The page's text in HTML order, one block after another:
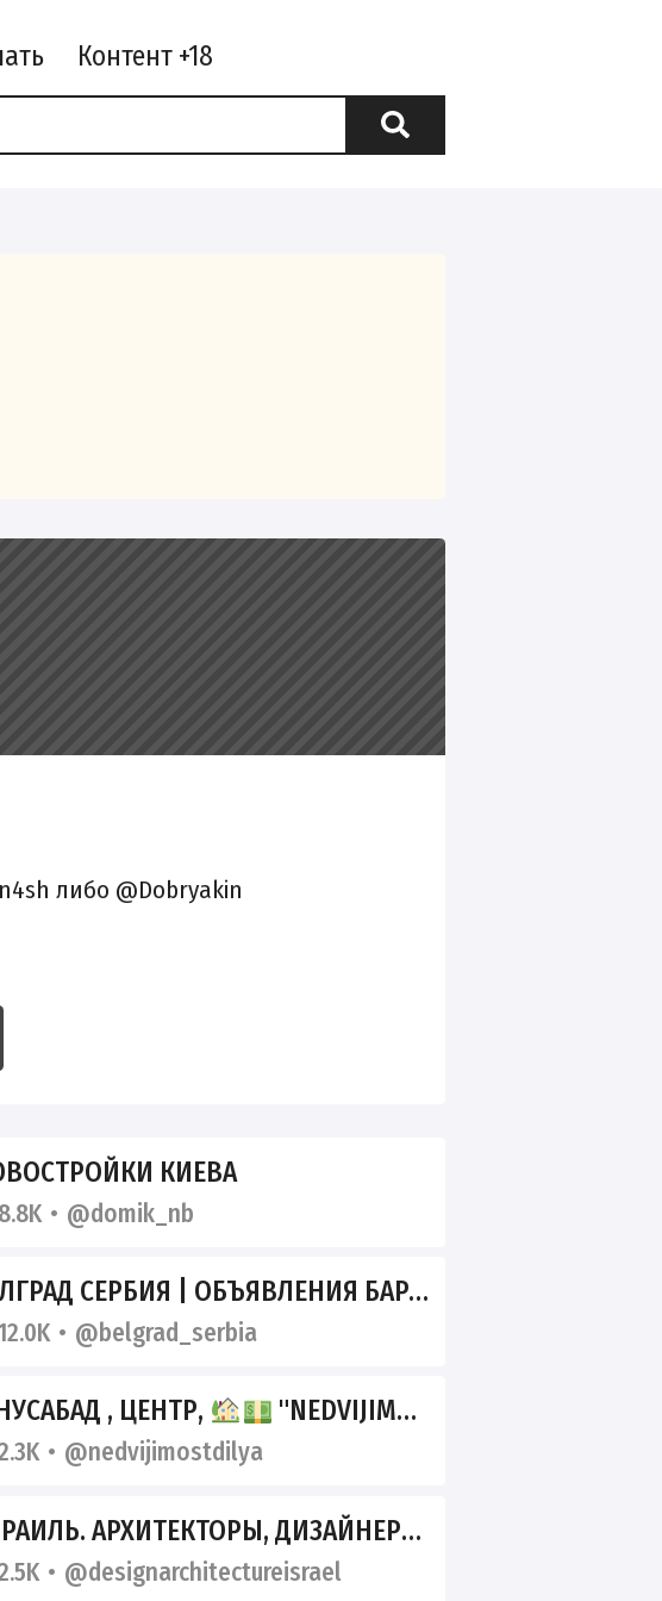
либо @Dobryakin
КИЕВА
8.8K @domik_nb
СЕРБИЯ | ОБЪЯВЛЕНИЯ БАРАХОЛКА РАБОТА НЕДВИЖИМОСТЬ
@belgrad_serbia
, ЦЕНТР, "NEDVIJIMOST" DILYA!!!
@nedvijimostdilya
@designarchitectureisrael